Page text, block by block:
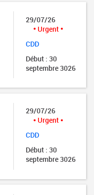
29/07/26
Urgent
CDD
Début : 30
septembre 3026
29/07/26
Urgent
CDD
Début : 30
septembre 3026